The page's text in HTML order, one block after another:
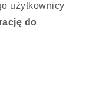
użytkownicy
do